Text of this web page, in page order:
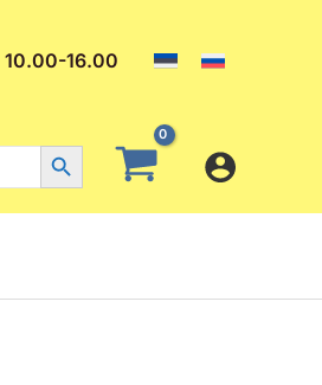
10.00-16.00
Search Button